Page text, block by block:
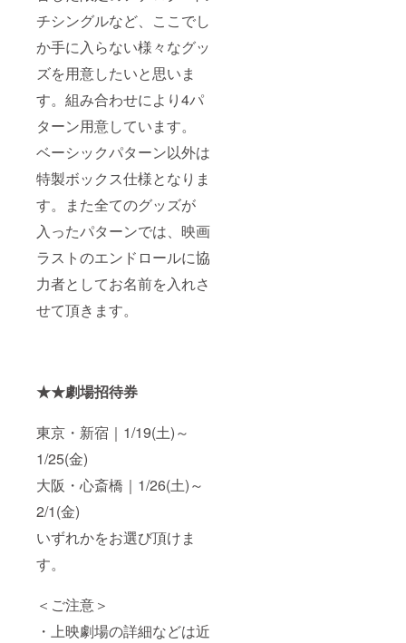
チシングルなど、ここでし
か手に入らない様々なグッ
ズを用意したいと思いま
す。組み合わせにより4パ
ターン用意しています。
ベーシックパターン以外は
特製ボックス仕様となりま
す。また全てのグッズが
入ったパターンでは、映画
ラストのエンドロールに協
力者としてお名前を入れさ
せて頂きます。
★★劇場招待券
東京・新宿｜1/19(土)～
1/25(金)
大阪・心斎橋｜1/26(土)～
2/1(金)
いずれかをお選び頂けま
す。
＜ご注意＞
・上映劇場の詳細などは近